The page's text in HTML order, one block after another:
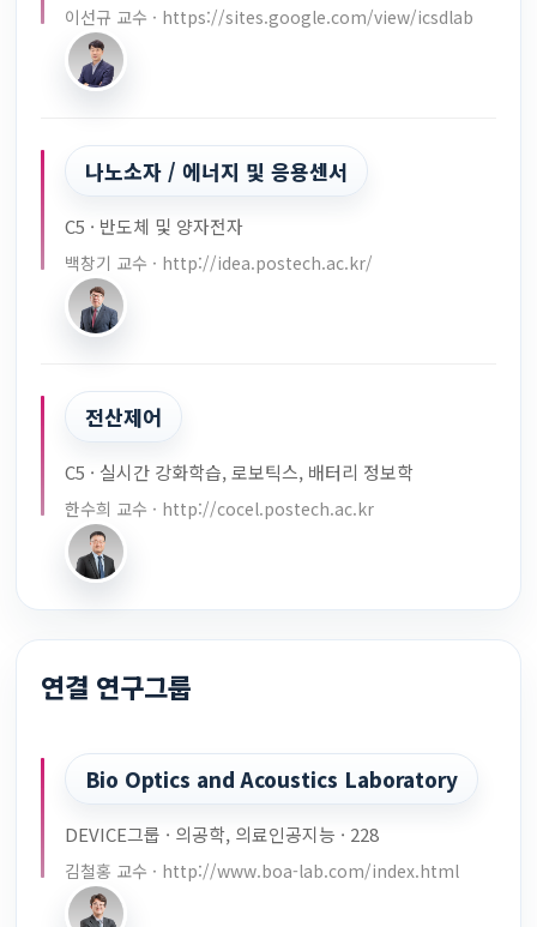
이선규 교수 · https://sites.google.com/view/icsdlab
나노소자 / 에너지 및 응용센서
C5 · 반도체 및 양자전자
백창기 교수 · http://idea.postech.ac.kr/
전산제어
C5 · 실시간 강화학습, 로보틱스, 배터리 정보학
한수희 교수 · http://cocel.postech.ac.kr
연결 연구그룹
Bio Optics and Acoustics Laboratory
DEVICE그룹 · 의공학, 의료인공지능 · 228
김철홍 교수 · http://www.boa-lab.com/index.html